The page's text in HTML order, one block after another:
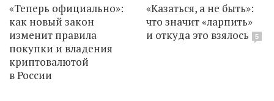
«Теперь официально»:
как новый закон
изменит правила
покупки и владения
криптовалютой
в России
«Казаться, а не быть»:
что значит «ларпить»
и откуда это взялось
5